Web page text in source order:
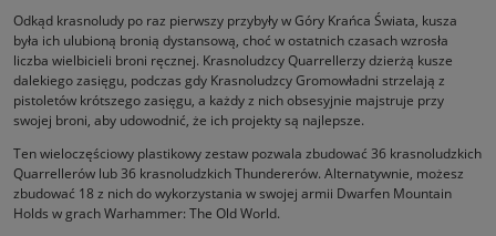
Odkąd krasnoludy po raz pierwszy przybyły w Góry Krańca Świata, kusza
była ich ulubioną bronią dystansową, choć w ostatnich czasach wzrosła
liczba wielbicieli broni ręcznej. Krasnoludzcy Quarrellerzy dzierżą kusze
dalekiego zasięgu, podczas gdy Krasnoludzcy Gromowładni strzelają z
pistoletów krótszego zasięgu, a każdy z nich obsesyjnie majstruje przy
swojej broni, aby udowodnić, że ich projekty są najlepsze.
Ten wieloczęściowy plastikowy zestaw pozwala zbudować 36 krasnoludzkich
Quarrellerów lub 36 krasnoludzkich Thundererów. Alternatywnie, możesz
zbudować 18 z nich do wykorzystania w swojej armii Dwarfen Mountain
Holds w grach Warhammer: The Old World.